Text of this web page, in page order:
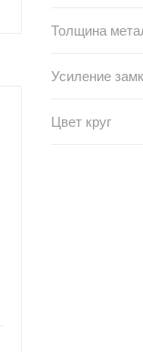
Толщина
Усиление
Цвет круг